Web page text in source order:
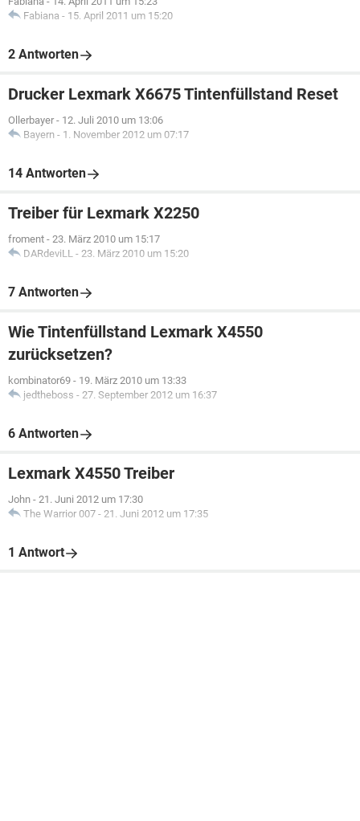
Fabiana - 15. April 2011 um 15:20
2 Antworten
Drucker Lexmark X6675 Tintenfüllstand Reset
Ollerbayer - 12. Juli 2010 um 13:06
Bayern - 1. November 2012 um 07:17
14 Antworten
Treiber für Lexmark X2250
froment - 23. März 2010 um 15:17
DARdeviLL - 23. März 2010 um 15:20
7 Antworten
Wie Tintenfüllstand Lexmark X4550
zurücksetzen?
kombinator69 - 19. März 2010 um 13:33
jedtheboss - 27. September 2012 um 16:37
6 Antworten
Lexmark X4550 Treiber
John - 21. Juni 2012 um 17:30
The Warrior 007 - 21. Juni 2012 um 17:35
1 Antwort